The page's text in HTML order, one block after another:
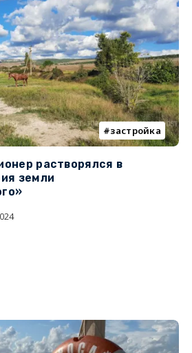
застройка
растворялся в
земли